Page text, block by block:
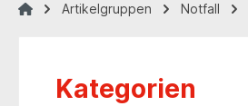
Artikelgruppen Notfall
Kategorien